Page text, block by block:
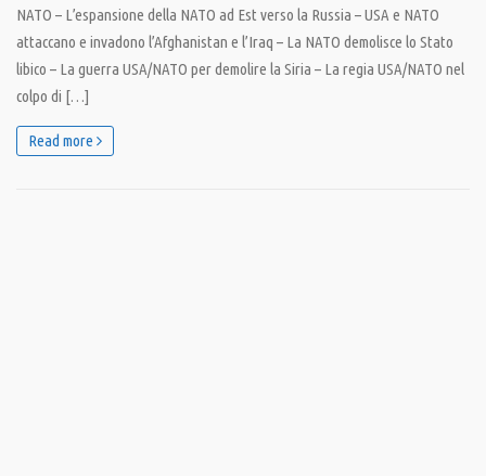
NATO – L’espansione della NATO ad Est verso la Russia – USA e NATO
attaccano e invadono l’Afghanistan e l’Iraq – La NATO demolisce lo Stato
libico – La guerra USA/NATO per demolire la Siria – La regia USA/NATO nel
colpo di […]
Read more